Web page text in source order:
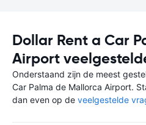
Dollar Rent a Car
Airport
Onderstaand zijn de meest
Car Palma de Mallorca Airport.
dan even op de veelgestelde